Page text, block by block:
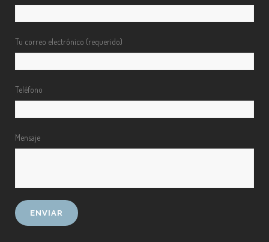
Tu correo electrónico (requerido)
Teléfono
Mensaje